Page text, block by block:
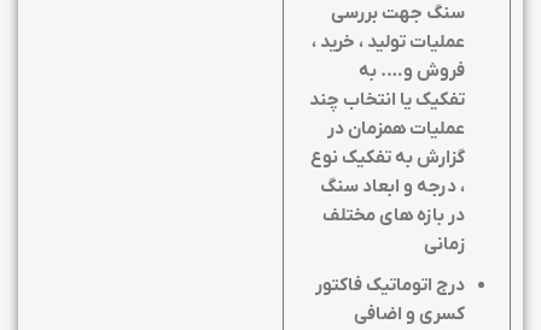
سنگ جهت بررسی
عملیات تولید ، خرید ،
فروش و…. به
تفکیک یا انتخاب چند
عملیات همزمان در
گزارش به تفکیک نوع
، درجه و ابعاد سنگ
در بازه های مختلف
زمانی
درج اتوماتیک فاکتور
کسری و اضافی